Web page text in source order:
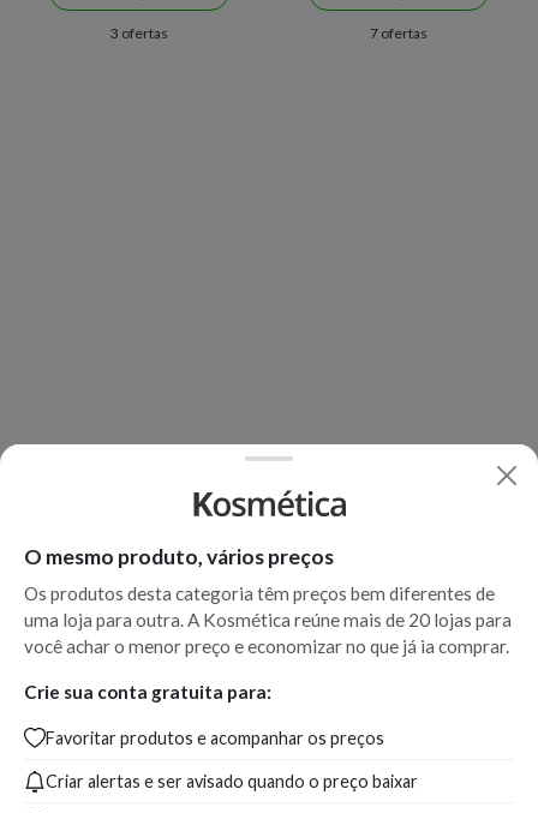
3 ofertas 7 ofertas
O mesmo produto, vários preços
Os produtos desta categoria têm preços bem diferentes de
uma loja para outra. A Kosmética reúne mais de 20 lojas para
você achar o menor preço e economizar no que já ia comprar.
Crie sua conta gratuita para:
Favoritar produtos e acompanhar os preços
Criar alertas e ser avisado quando o preço baixar